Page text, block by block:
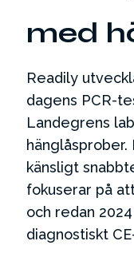
med
Readily
dagens PCR-
Landegrens
känsligt
fokuserar på
och redan
diagnostiskt